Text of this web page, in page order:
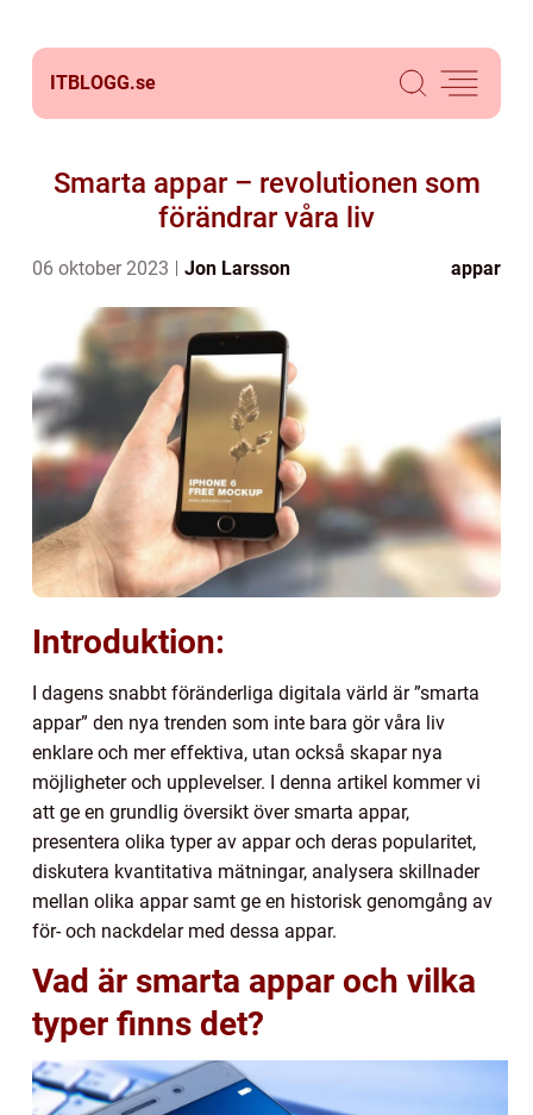
ITBLOGG.se
Smarta appar – revolutionen som
förändrar våra liv
06 oktober 2023 Jon Larsson appar
Introduktion:
I dagens snabbt föränderliga digitala värld är ”smarta
appar” den nya trenden som inte bara gör våra liv
enklare och mer effektiva, utan också skapar nya
möjligheter och upplevelser. I denna artikel kommer vi
att ge en grundlig översikt över smarta appar,
presentera olika typer av appar och deras popularitet,
diskutera kvantitativa mätningar, analysera skillnader
mellan olika appar samt ge en historisk genomgång av
för- och nackdelar med dessa appar.
Vad är smarta appar och vilka
typer finns det?